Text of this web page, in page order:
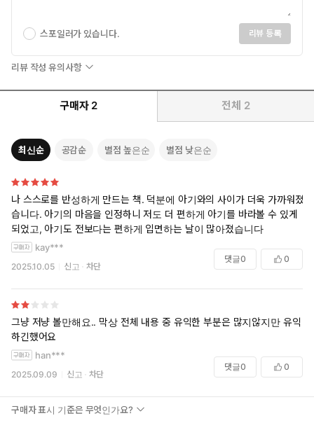
이 잠 잘 자는 아기의 비밀⟫은 초보 부모들의 수면 교육을 성공으로
이끄는 해답과도 같은 책이다.
스포일러가 있습니다. 리뷰 등록
리뷰 작성 유의사항
구매자 2 전체 2
최신순 공감순 별점 높은순 별점 낮은순
나 스스로를 반성하게 만드는 책. 덕분에 아기와의 사이가 더욱 가까워졌
습니다. 아기의 마음을 인정하니 저도 더 편하게 아기를 바라볼 수 있게
되었고, 아기도 전보다는 편하게 입면하는 날이 많아졌습니다
kay***
2025.10.05 신고 차단
댓글0 0
그냥 저냥 볼만해요.. 막상 전체 내용 중 유익한 부분은 많지않지만 유익
하긴했어요
han***
2025.09.09 신고 차단
댓글0 0
구매자 표시 기준은 무엇인가요?